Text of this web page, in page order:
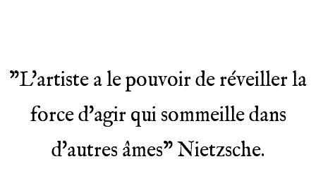
"L'artiste a le pouvoir de réveiller la
force d'agir qui sommeille dans
d'autres âmes" Nietzsche.